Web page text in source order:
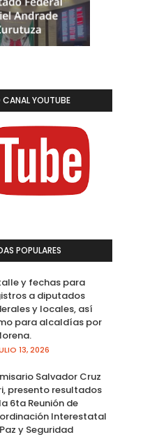
CANAL YOUTUBE
POPULARES
y fechas para
a diputados
y locales, así
para alcaldías por
13, 2026
Salvador Cruz
presento resultados
6ta Reunión de
Interestatal
y Seguridad